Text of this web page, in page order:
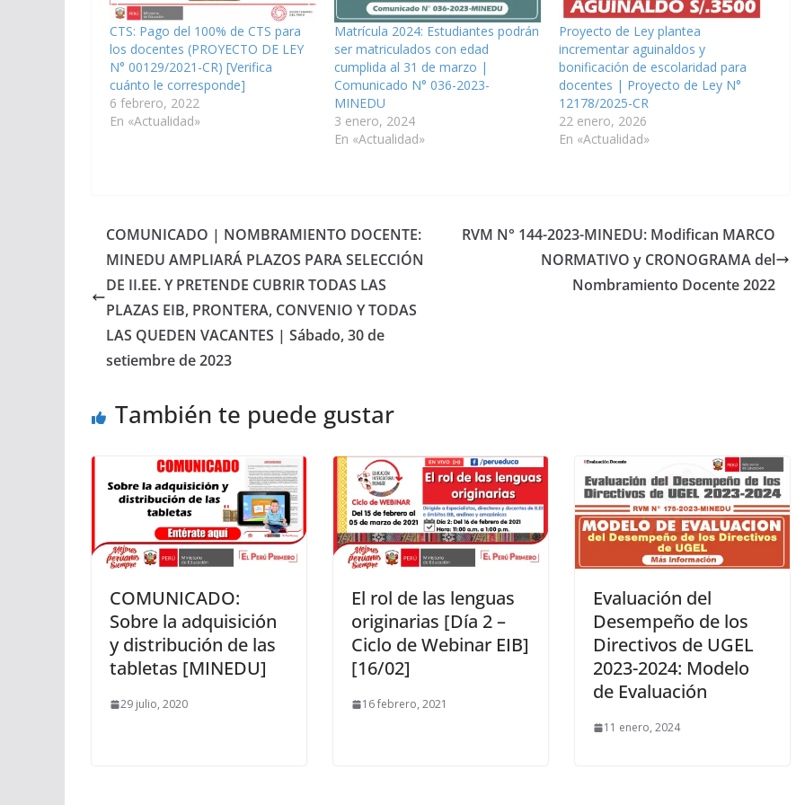
CTS: Pago del 100% de CTS para
los docentes (PROYECTO DE LEY
N° 00129/2021-CR) [Verifica
cuánto le corresponde]
6 febrero, 2022
En «Actualidad»
Matrícula 2024: Estudiantes podrán
ser matriculados con edad
cumplida al 31 de marzo |
Comunicado N° 036-2023-
MINEDU
3 enero, 2024
En «Actualidad»
Proyecto de Ley plantea
incrementar aguinaldos y
bonificación de escolaridad para
docentes | Proyecto de Ley N°
12178/2025-CR
22 enero, 2026
En «Actualidad»
COMUNICADO | NOMBRAMIENTO DOCENTE:
MINEDU AMPLIARÁ PLAZOS PARA SELECCIÓN
DE II.EE. Y PRETENDE CUBRIR TODAS LAS
PLAZAS EIB, PRONTERA, CONVENIO Y TODAS
LAS QUEDEN VACANTES | Sábado, 30 de
setiembre de 2023
RVM N° 144-2023-MINEDU: Modifican MARCO
NORMATIVO y CRONOGRAMA del
Nombramiento Docente 2022
También te puede gustar
COMUNICADO:
Sobre la adquisición
y distribución de las
tabletas [MINEDU]
29 julio, 2020
El rol de las lenguas
originarias [Día 2 –
Ciclo de Webinar EIB]
[16/02]
16 febrero, 2021
Evaluación del
Desempeño de los
Directivos de UGEL
2023-2024: Modelo
de Evaluación
11 enero, 2024